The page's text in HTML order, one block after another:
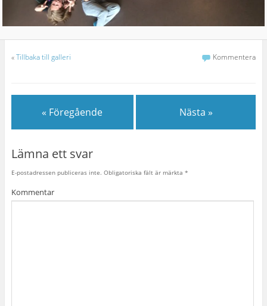
«Tillbaka till galleri Kommentera
« Föregående Nästa »
Lämna ett svar
E-postadressen publiceras inte. Obligatoriska fält är märkta *
Kommentar